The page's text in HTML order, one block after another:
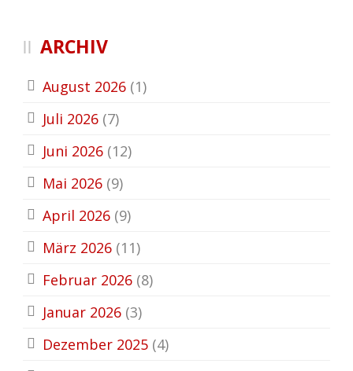
ARCHIV
August 2026 (1)
Juli 2026 (7)
Juni 2026 (12)
Mai 2026 (9)
April 2026 (9)
März 2026 (11)
Februar 2026 (8)
Januar 2026 (3)
Dezember 2025 (4)